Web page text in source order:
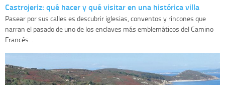
Castrojeriz: qué hacer y qué visitar en una histórica villa
Pasear por sus calles es descubrir iglesias, conventos y rincones que
narran el pasado de uno de los enclaves más emblemáticos del Camino
Francés....